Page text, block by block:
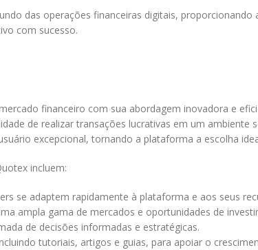
das operações financeiras digitais, proporcionando
com sucesso.
financeiro com sua abordagem inovadora e
de realizar transações lucrativas em um ambiente
excepcional, tornando a plataforma a escolha
incluem:
se adaptem rapidamente à plataforma e aos seus
ampla gama de mercados e oportunidades de
de decisões informadas e estratégicas.
tutoriais, artigos e guias, para apoiar o